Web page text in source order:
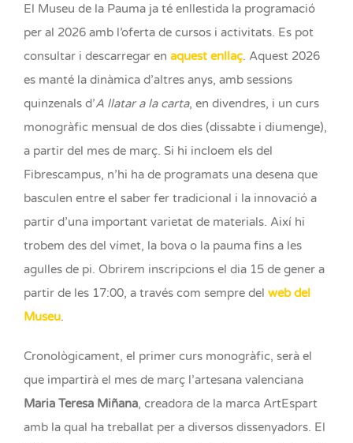
El Museu de la Pauma ja té enllestida la programació
per al 2026 amb l’oferta de cursos i activitats. Es pot
consultar i descarregar en aquest enllaç. Aquest 2026
es manté la dinàmica d’altres anys, amb sessions
quinzenals d’A llatar a la carta, en divendres, i un curs
monogràfic mensual de dos dies (dissabte i diumenge),
a partir del mes de març. Si hi incloem els del
Fibrescampus, n’hi ha de programats una desena que
basculen entre el saber fer tradicional i la innovació a
partir d’una important varietat de materials. Així hi
trobem des del vímet, la bova o la pauma fins a les
agulles de pi. Obrirem inscripcions el dia 15 de gener a
partir de les 17:00, a través com sempre del web del
Museu.
Cronològicament, el primer curs monogràfic, serà el
que impartirà el mes de març l’artesana valenciana
Maria Teresa Miñana, creadora de la marca ArtEspart
amb la qual ha treballat per a diversos dissenyadors. El